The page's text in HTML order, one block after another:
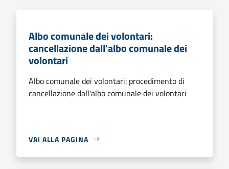
Albo comunale dei volontari:
cancellazione dall'albo comunale dei
volontari
Albo comunale dei volontari: procedimento di
cancellazione dall'albo comunale dei volontari
VAI ALLA PAGINA